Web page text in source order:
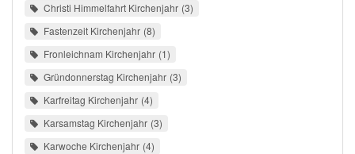
Christi Himmelfahrt Kirchenjahr 3
Fastenzeit Kirchenjahr 8
Fronleichnam Kirchenjahr 1
Gründonnerstag Kirchenjahr 3
Karfreitag Kirchenjahr 4
Karsamstag Kirchenjahr 3
Karwoche Kirchenjahr 4